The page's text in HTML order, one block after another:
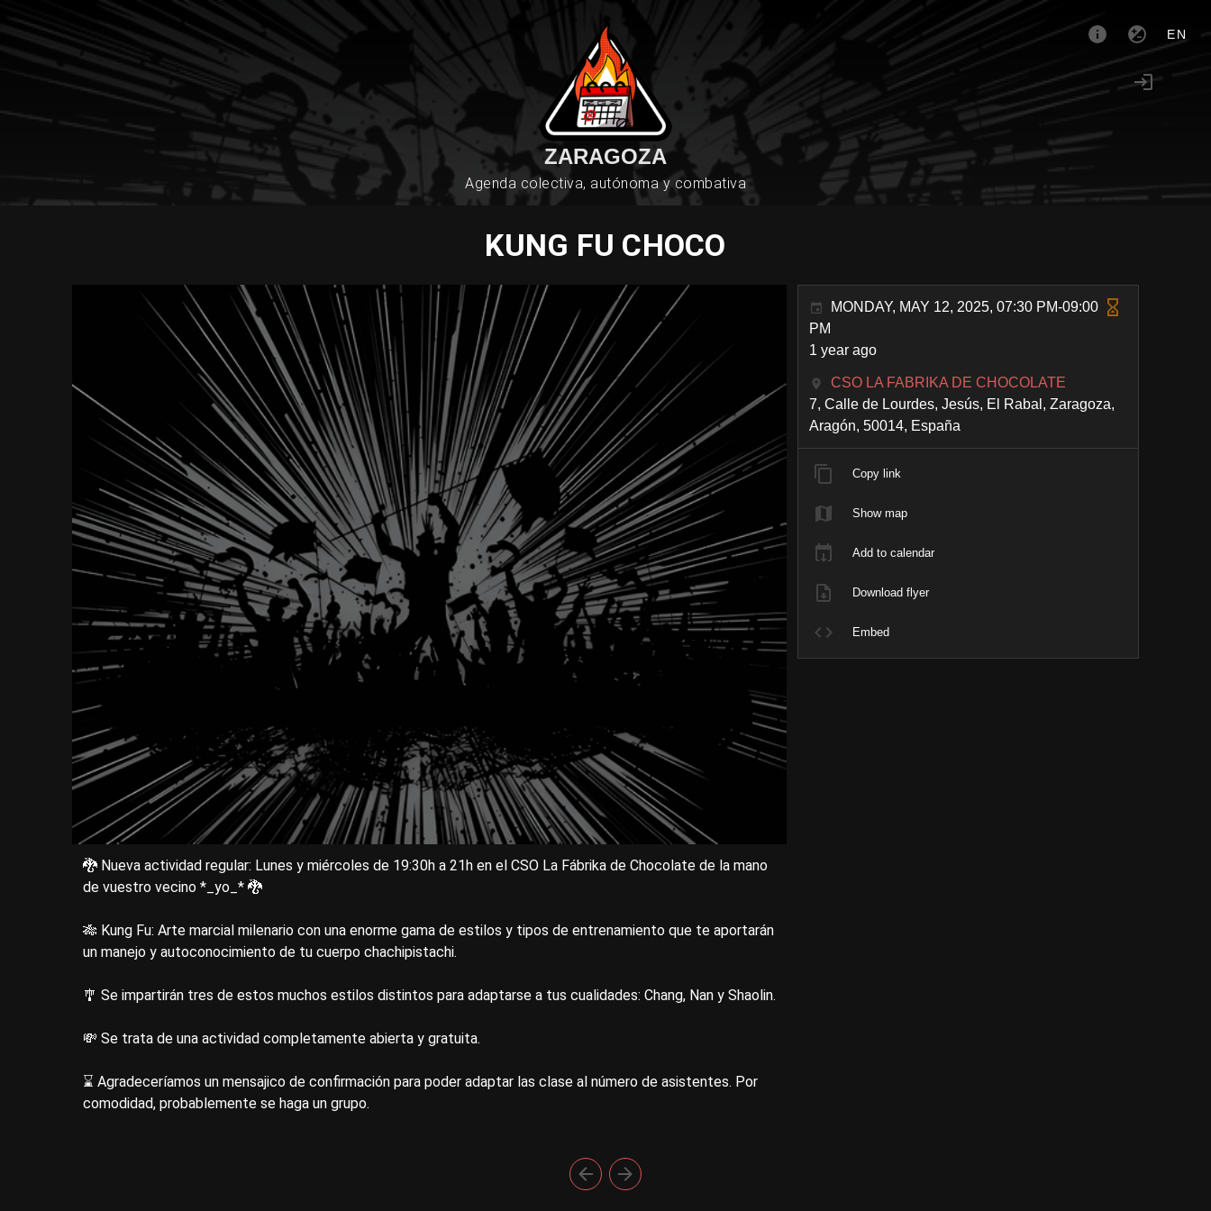
EN
ZARAGOZA
Agenda colectiva, autónoma y combativa
KUNG FU CHOCO
🐉 Nueva actividad regular: Lunes y miércoles de 19:30h a 21h en el CSO La Fábrika de Chocolate de la mano
de vuestro vecino *_yo_* 🐉
🎋 Kung Fu: Arte marcial milenario con una enorme gama de estilos y tipos de entrenamiento que te aportarán
un manejo y autoconocimiento de tu cuerpo chachipistachi.
🎐 Se impartirán tres de estos muchos estilos distintos para adaptarse a tus cualidades: Chang, Nan y Shaolin.
💸 Se trata de una actividad completamente abierta y gratuita.
⌛ Agradeceríamos un mensajico de confirmación para poder adaptar las clase al número de asistentes. Por
comodidad, probablemente se haga un grupo.
MONDAY, MAY 12, 2025, 07:30 PM-09:00
PM
1 year ago
CSO LA FABRIKA DE CHOCOLATE
7, Calle de Lourdes, Jesús, El Rabal, Zaragoza,
Aragón, 50014, España
Copy link
Show map
Add to calendar
Download flyer
Embed